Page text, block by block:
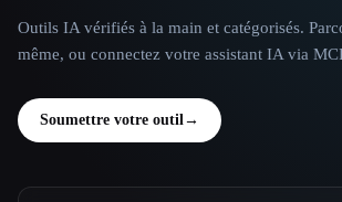
Outils IA vérifiés à la main et catégorisés.
même, ou connectez votre assistant IA via
Soumettre votre outil→